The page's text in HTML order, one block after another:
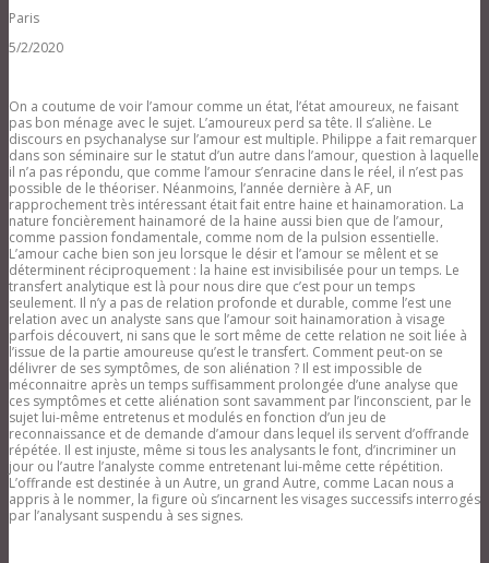
Paris
5/2/2020
On a coutume de voir l’amour comme un état, l’état amoureux, ne faisant
pas bon ménage avec le sujet. L’amoureux perd sa tête. Il s’aliène. Le
discours en psychanalyse sur l’amour est multiple. Philippe a fait remarquer
dans son séminaire sur le statut d’un autre dans l’amour, question à laquelle
il n’a pas répondu, que comme l’amour s’enracine dans le réel, il n’est pas
possible de le théoriser. Néanmoins, l’année dernière à AF, un
rapprochement très intéressant était fait entre haine et hainamoration. La
nature foncièrement hainamoré de la haine aussi bien que de l’amour,
comme passion fondamentale, comme nom de la pulsion essentielle.
L’amour cache bien son jeu lorsque le désir et l’amour se mêlent et se
déterminent réciproquement : la haine est invisibilisée pour un temps. Le
transfert analytique est là pour nous dire que c’est pour un temps
seulement. Il n’y a pas de relation profonde et durable, comme l’est une
relation avec un analyste sans que l’amour soit hainamoration à visage
parfois découvert, ni sans que le sort même de cette relation ne soit liée à
l’issue de la partie amoureuse qu’est le transfert. Comment peut-on se
délivrer de ses symptômes, de son aliénation ? Il est impossible de
méconnaitre après un temps suffisamment prolongée d’une analyse que
ces symptômes et cette aliénation sont savamment par l’inconscient, par le
sujet lui-même entretenus et modulés en fonction d’un jeu de
reconnaissance et de demande d’amour dans lequel ils servent d’offrande
répétée. Il est injuste, même si tous les analysants le font, d’incriminer un
jour ou l’autre l’analyste comme entretenant lui-même cette répétition.
L’offrande est destinée à un Autre, un grand Autre, comme Lacan nous a
appris à le nommer, la figure où s’incarnent les visages successifs interrogés
par l’analysant suspendu à ses signes.